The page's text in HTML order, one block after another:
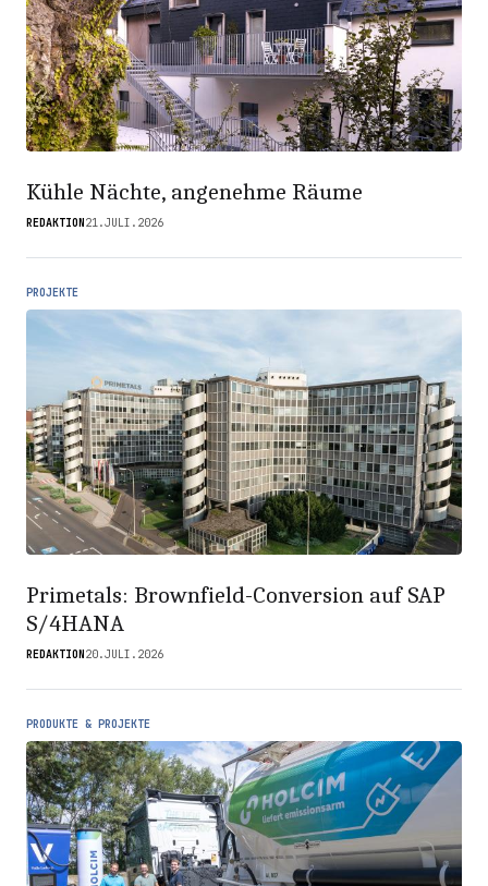
Kühle Nächte, angenehme Räume
REDAKTION21.JULI.2026
PROJEKTE
Primetals: Brownfield-Conversion auf SAP
S/4HANA
REDAKTION20.JULI.2026
PRODUKTE & PROJEKTE